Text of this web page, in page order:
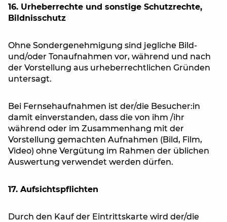
16. Urheberrechte und sonstige Schutzrechte,
Bildnisschutz
Ohne Sondergenehmigung sind jegliche Bild-
und/oder Tonaufnahmen vor, während und nach
der Vorstellung aus urheberrechtlichen Gründen
untersagt.
Bei Fernsehaufnahmen ist der/die Besucher:in
damit einverstanden, dass die von ihm /ihr
während oder im Zusammenhang mit der
Vorstellung gemachten Aufnahmen (Bild, Film,
Video) ohne Vergütung im Rahmen der üblichen
Auswertung verwendet werden dürfen.
17. Aufsichtspflichten
Durch den Kauf der Eintrittskarte wird der/die